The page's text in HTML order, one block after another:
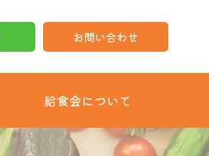
お問い合わせ
給食会について